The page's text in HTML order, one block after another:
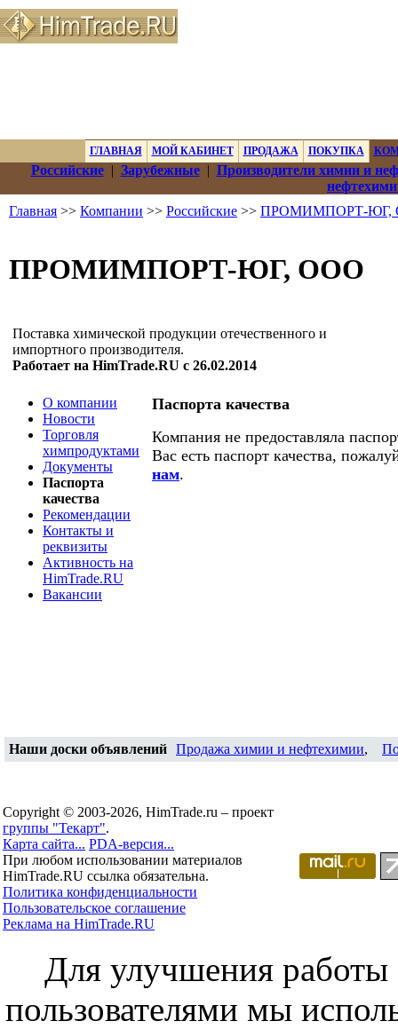
ГЛАВНАЯ МОЙ КАБИНЕТ ПРОДАЖА ПОКУПКА
Российские| Зарубежные| Производители химии и
Главная >> Компании >> Российские >> ПРОМИМПОРТ-ЮГ,
ПРОМИМПОРТ-ЮГ, ООО
Поставка химической продукции отечественного и
импортного производителя.
Работает на HimTrade.RU с 26.02.2014
О компании
Новости
Торговля
химпродуктами
Документы
Паспорта
качества
Рекомендации
Контакты и
реквизиты
Активность на
HimTrade.RU
Вакансии
Паспорта качества
Компания не предоставляла
Вас есть паспорт качества,
нам.
Наши доски объявлений Продажа химии и нефтехимии,
Copyright © 2003-2026, HimTrade.ru – проект
группы "Текарт".
Карта сайта... PDA-версия...
При любом использовании материалов
HimTrade.RU ссылка обязательна.
Политика конфиденциальности
Пользовательское соглашение
Реклама на HimTrade.RU
Для улучшения работы
пользователями мы